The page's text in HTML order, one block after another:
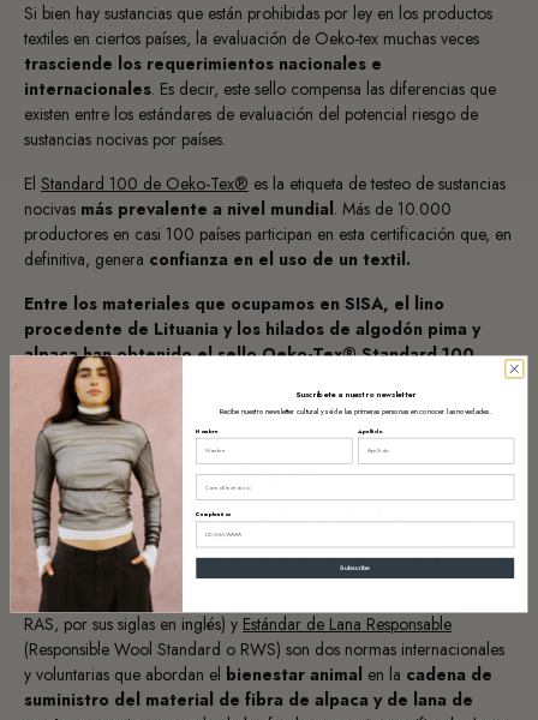
Si bien hay sustancias que están prohibidas por ley en los productos
textiles en ciertos países, la evaluación de Oeko-tex muchas veces
trasciende los requerimientos nacionales e
internacionales. Es decir, este sello compensa las diferencias que
existen entre los estándares de evaluación del potencial riesgo de
sustancias nocivas por países.
El Standard 100 de Oeko-Tex® es la etiqueta de testeo de sustancias
nocivas más prevalente a nivel mundial. Más de 10.000
productores en casi 100 países participan en esta certificación que, en
definitiva, genera confianza en el uso de un textil.
Entre los materiales que ocupamos en SISA, el lino
procedente de Lituania y los hilados de algodón pima y
alpaca han obtenido el sello Oeko-Tex® Standard 100.
Estándar de Alpaca
Responsable (RAS) y Estándar
de Lana Responsable (RWS)
ElEstándar de Alpaca Responsable
RAS, por sus siglas en inglés) y Estándar de Lana Responsable
(Responsible Wool Standard o RWS) son dos normas internacionales
y voluntarias que abordan el bienestar animal en la cadena de
suministro del material de fibra de alpaca y de lana de
Suscríbete a nuestro newsletter
Recibe nuestro newsletter cultural y sé de las primeras personas en conocer las novedades.
Nombre Apellido
Email
Cumpleaños
Subscribe